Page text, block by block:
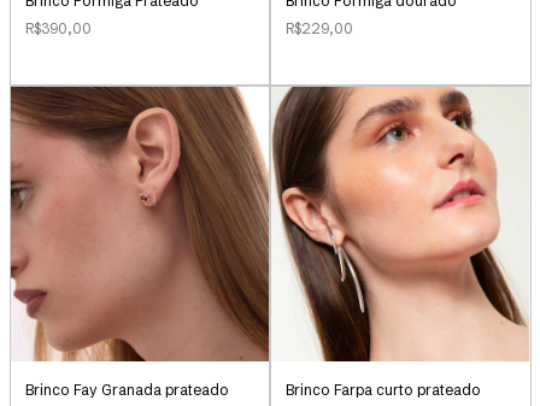
R$390,00
R$229,00
Brinco Fay Granada prateado
Brinco Farpa curto prateado